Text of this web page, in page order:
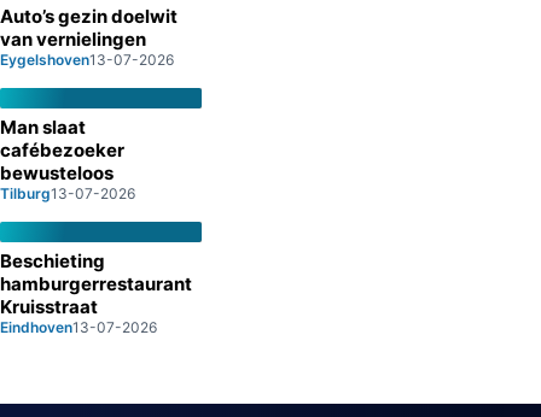
Auto’s gezin doelwit
van vernielingen
Eygelshoven13-07-2026
Man slaat
cafébezoeker
bewusteloos
Tilburg13-07-2026
Beschieting
hamburgerrestaurant
Kruisstraat
Eindhoven13-07-2026